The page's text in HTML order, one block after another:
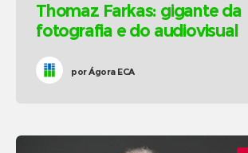
Thomaz Farkas: gigante da
fotografia e do audiovisual
porÁgora ECA